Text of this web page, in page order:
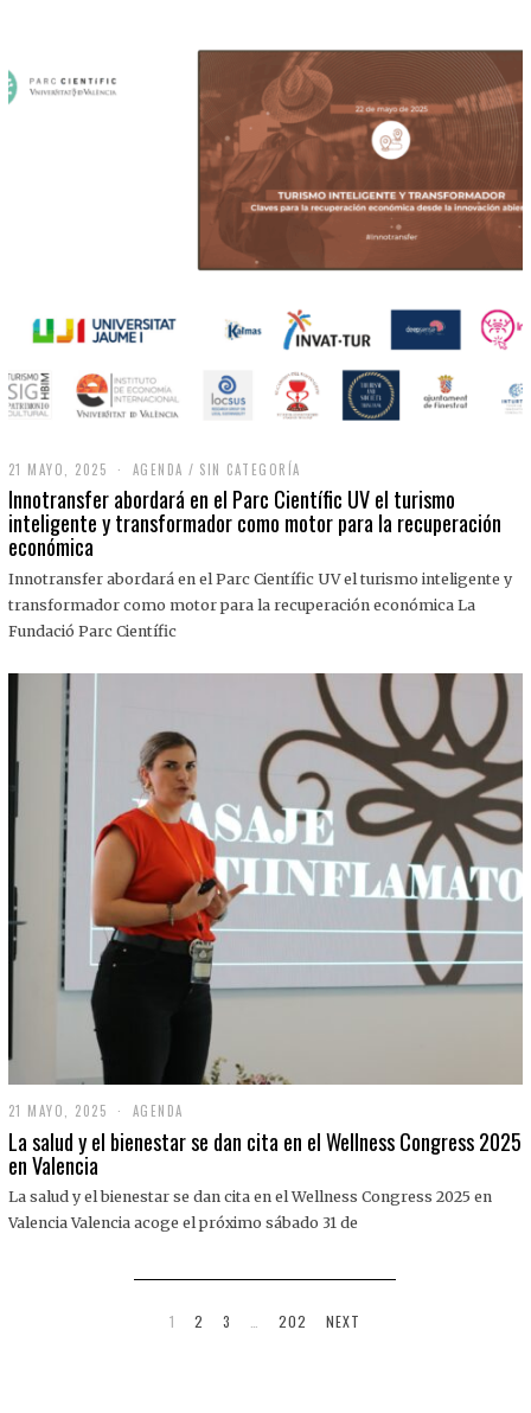
21 MAYO, 2025
M
A
Y
,
0
2
AGENDA / SIN CATEGORÍA
Innotransfer abordará en el Parc Científic UV el turismo
inteligente y transformador como motor para la recuperación
económica
Innotransfer abordará en el Parc Científic UV el turismo inteligente y
transformador como motor para la recuperación económica La
Fundació Parc Científic
21 MAYO, 2025
1
M
O
,
AGENDA
La salud y el bienestar se dan cita en el Wellness Congress 2025
en Valencia
La salud y el bienestar se dan cita en el Wellness Congress 2025 en
Valencia Valencia acoge el próximo sábado 31 de
1 2 3 202 NEXT